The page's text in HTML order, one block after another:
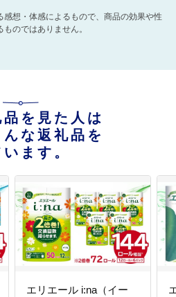
想・体感によるもので、商品の効果や性
のではありません。
を見た人は
な返礼品を
います。
エリエール i:na（イー